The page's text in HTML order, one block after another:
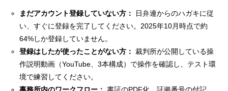
まだアカウント登録していない方：
日弁連からのハガキに従
い、すぐに登録を完了してください。2025年10月時点で約
64%しか登録していません。
登録はしたが使ったことがない方： 裁判所が公開している操
作説明動画（YouTube、3本構成）で操作を確認し、テスト環
境で練習してください。